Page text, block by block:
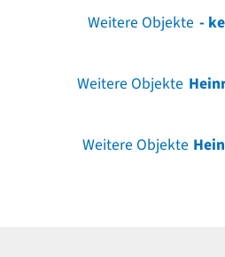
Weitere Objekte -
Weitere Objekte
Weitere Objekte